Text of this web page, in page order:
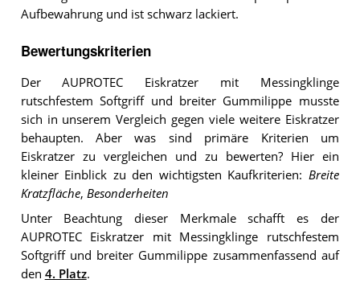
Aufbewahrung und ist schwarz lackiert.
Bewertungskriterien
Der AUPROTEC Eiskratzer mit Messingklinge
rutschfestem Softgriff und breiter Gummilippe musste
sich in unserem Vergleich gegen viele weitere Eiskratzer
behaupten. Aber was sind primäre Kriterien um
Eiskratzer zu vergleichen und zu bewerten? Hier ein
kleiner Einblick zu den wichtigsten Kaufkriterien: Breite
Kratzfläche, Besonderheiten
Unter Beachtung dieser Merkmale schafft es der
AUPROTEC Eiskratzer mit Messingklinge rutschfestem
Softgriff und breiter Gummilippe zusammenfassend auf
den 4. Platz.